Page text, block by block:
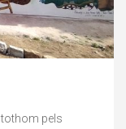
pels